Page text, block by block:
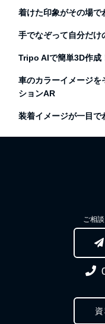
着けた印象がその場で
手でなぞって自分だけ
Tripo AIで簡単3D作成
車のカラーイメージを
ションAR
装着イメージが一目で
ご相